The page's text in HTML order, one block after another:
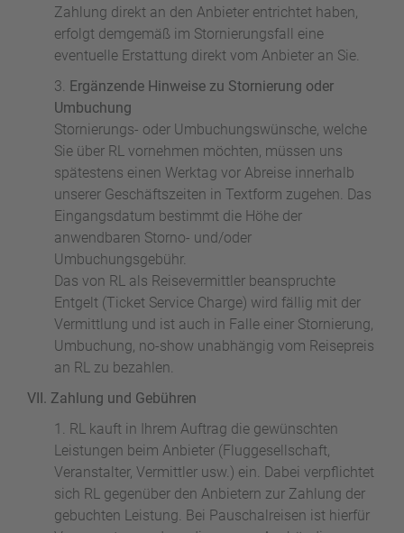
Zahlung direkt an den Anbieter entrichtet haben,
erfolgt demgemäß im Stornierungsfall eine
eventuelle Erstattung direkt vom Anbieter an Sie.
Ergänzende Hinweise zu Stornierung oder
Umbuchung
Stornierungs- oder Umbuchungswünsche, welche
Sie über RL vornehmen möchten, müssen uns
spätestens einen Werktag vor Abreise innerhalb
unserer Geschäftszeiten in Textform zugehen. Das
Eingangsdatum bestimmt die Höhe der
anwendbaren Storno- und/oder
Umbuchungsgebühr.
Das von RL als Reisevermittler beanspruchte
Entgelt (Ticket Service Charge) wird fällig mit der
Vermittlung und ist auch in Falle einer Stornierung,
Umbuchung, no-show unabhängig vom Reisepreis
an RL zu bezahlen.
VII. Zahlung und Gebühren
RL kauft in Ihrem Auftrag die gewünschten
Leistungen beim Anbieter (Fluggesellschaft,
Veranstalter, Vermittler usw.) ein. Dabei verpflichtet
sich RL gegenüber den Anbietern zur Zahlung der
gebuchten Leistung. Bei Pauschalreisen ist hierfür